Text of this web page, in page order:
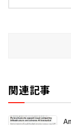
関連記事